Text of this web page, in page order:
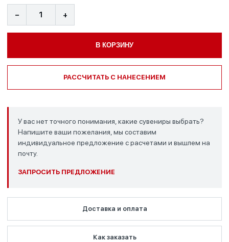
− +
В КОРЗИНУ
РАССЧИТАТЬ С НАНЕСЕНИЕМ
У вас нет точного понимания, какие сувениры выбрать?
Напишите ваши пожелания, мы составим
индивидуальное предложение с расчетами и вышлем на
почту.
ЗАПРОСИТЬ ПРЕДЛОЖЕНИЕ
Доставка и оплата
Как заказать